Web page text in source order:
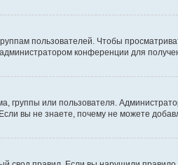
пользователей. Чтобы
конференции для
группы или пользователя.
вы не знаете, почему не можете